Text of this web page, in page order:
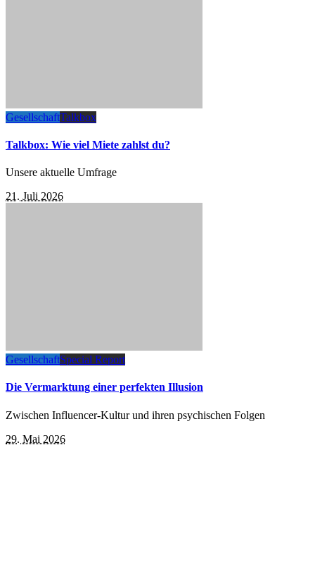
GesellschaftTalkbox
Talkbox: Wie viel Miete zahlst du?
Unsere aktuelle Umfrage
21. Juli 2026
GesellschaftSpecial Report
Die Vermarktung einer perfekten Illusion
Zwischen Influencer-Kultur und ihren psychischen Folgen
29. Mai 2026